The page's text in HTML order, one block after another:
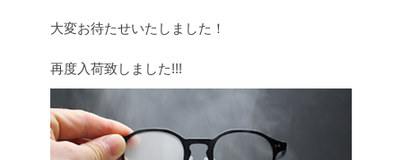
大変お待たせいたしました！
再度入荷致しました!!!